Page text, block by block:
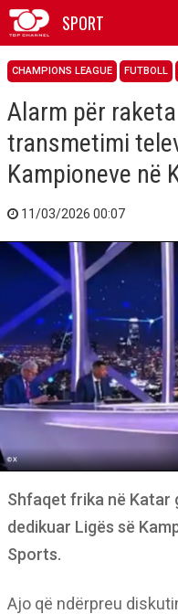
SPORT
CHAMPIONS LEAGUE FUTBOLL
Alarm për
transmetimi
Kampioneve në
11/03/2026 00:07
Shfaqet frika në Katar
dedikuar Ligës së
Sports.
Ajo që ndërpreu